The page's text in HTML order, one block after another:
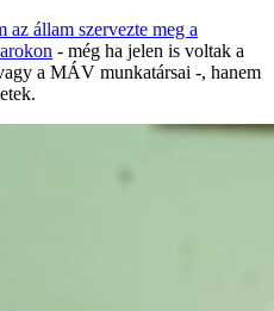
az állam szervezte meg a
- még ha jelen is voltak a
a MÁV munkatársai -, hanem